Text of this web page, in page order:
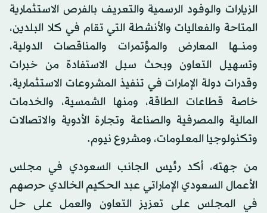
الزيارات والوفود الرسمية والتعريف بالفرص الاستثمارية
المتاحة والفعاليات والأنشطة التي تقام في كلا البلدين،
ومنـــها المعارض والمؤتمرات والمناقصات الدولية،
وتسهيل التعاون وبحث سبل الاستفادة من خبرات
وقدرات دولة الإمارات في تنفيذ المشروعات الاستثمارية،
خاصة قطاعات الطاقة، ومنها الشمسية، والخدمات
المالية والمصرفية والصناعة وتجارة الأدوية والاتصالات
وتكنولوجيا المعلومات، ومشروع نيوم.
من جهته، أكد رئيس الجانب السعودي في مجلس
الأعمال السعودي الإماراتي عبد الحكيم الخالدي حرصهم
في المجلس على تعزيز التعاون والعمل على حل